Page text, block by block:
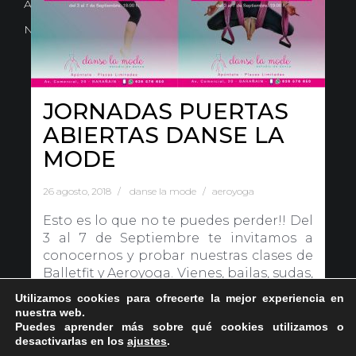
JORNADAS PUERTAS
ABIERTAS DANSE LA
MODE
26 agosto, 2018 danse la mode aeroyoga
Esto es lo que no te puedes perder!! Del
3 al 7 de Septiembre te invitamos a
conocernos y probar nuestras clases de
Balletfit y Aeroyoga. Vienes, bailas, sudas,
te quitas la tensión y te[…]
Continuar leyendo …
Avd. Comercial 20 Barañain (Navarra)
Nota Legal
Privacidad Política de Cookies
Utilizamos cookies para ofrecerte la mejor experiencia en
nuestra web.
Puedes aprender más sobre qué cookies utilizamos o
desactivarlas en los ajustes.